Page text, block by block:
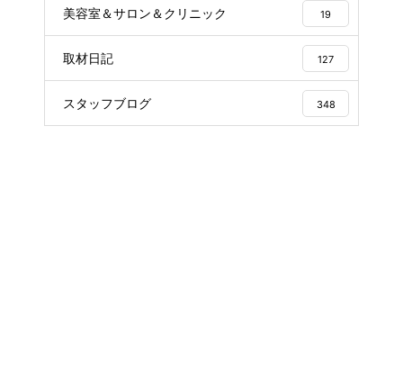
美容室＆サロン＆クリニック 19
取材日記 127
スタッフブログ 348